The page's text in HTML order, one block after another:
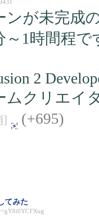
ンが未完成
～1時間程で
2
クリエイ
] (+695)
てみた